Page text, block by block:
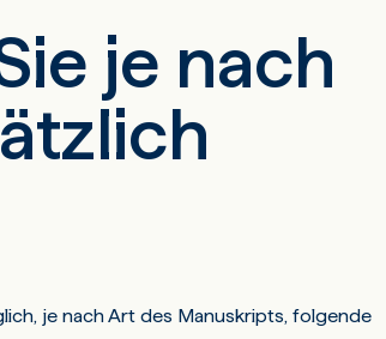
je nach
je nach Art des Manuskripts, folgende